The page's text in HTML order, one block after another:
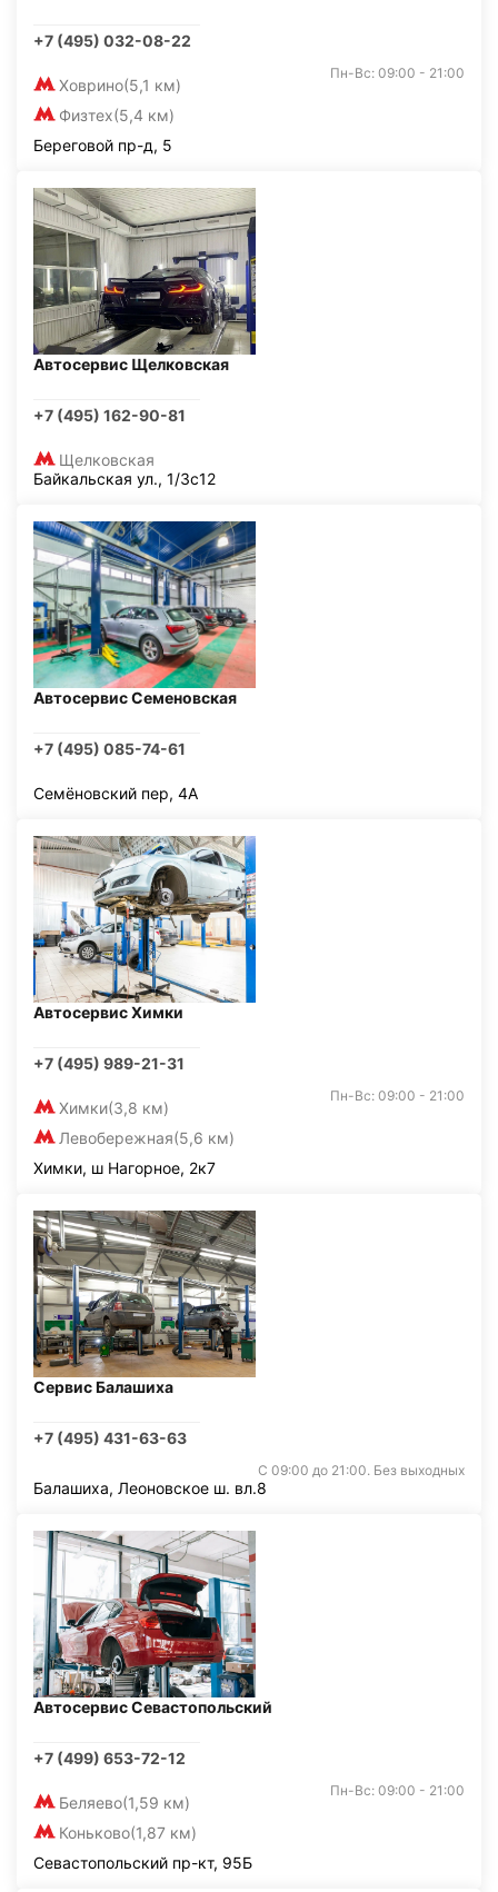
+7 (495) 032-08-22
Ховрино(5,1 км)
Физтех(5,4 км)
Пн-Вс: 09:00 - 21:00
Береговой пр-д, 5
Автосервис Щелковская
+7 (495) 162-90-81
Щелковская
Байкальская ул., 1/3с12
Автосервис Семеновская
+7 (495) 085-74-61
Семёновский пер, 4А
Автосервис Химки
+7 (495) 989-21-31
Химки(3,8 км)
Левобережная(5,6 км)
Пн-Вс: 09:00 - 21:00
Химки, ш Нагорное, 2к7
Сервис Балашиха
+7 (495) 431-63-63
С 09:00 до 21:00. Без выходных
Балашиха, Леоновское ш. вл.8
Автосервис Севастопольский
+7 (499) 653-72-12
Беляево(1,59 км)
Коньково(1,87 км)
Пн-Вс: 09:00 - 21:00
Севастопольский пр-кт, 95Б